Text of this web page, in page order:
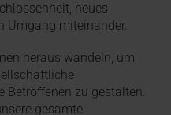
neues
Umgang miteinander.
heraus wandeln, um
zu gestalten.
gesamte